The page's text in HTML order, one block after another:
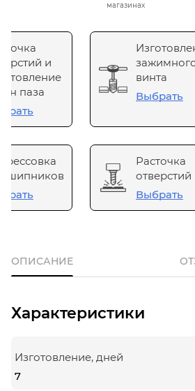
магазинах
и
паза
винта
Выбрать
Расточка
отверстий
Выбрать
ОПИСАНИЕ
Характеристики
Изготовление, дней
7